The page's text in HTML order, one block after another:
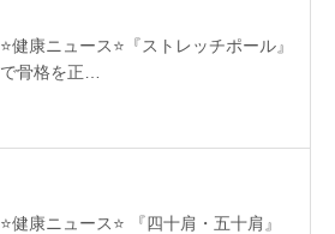
⭐️健康ニュース⭐️『ストレッチポール』
で骨格を正…
⭐️健康ニュース⭐️ 『四十肩・五十肩』